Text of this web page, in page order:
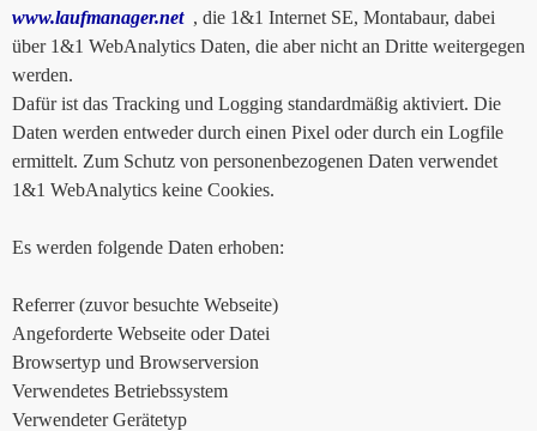
www.laufmanager.net, die 1&1 Internet SE, Montabaur, dabei
über 1&1 WebAnalytics Daten, die aber nicht an Dritte weitergegen
werden.
Dafür ist das Tracking und Logging standardmäßig aktiviert. Die
Daten werden entweder durch einen Pixel oder durch ein Logfile
ermittelt. Zum Schutz von personenbezogenen Daten verwendet
1&1 WebAnalytics keine Cookies.
Es werden folgende Daten erhoben:
Referrer (zuvor besuchte Webseite)
Angeforderte Webseite oder Datei
Browsertyp und Browserversion
Verwendetes Betriebssystem
Verwendeter Gerätetyp